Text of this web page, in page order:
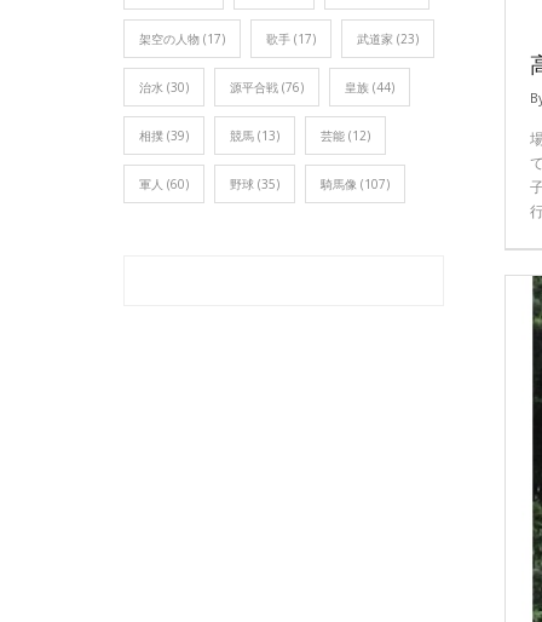
架空の人物 (17) 歌手 (17) 武道家 (23)
治水 (30) 源平合戦 (76) 皇族 (44)
相撲 (39) 競馬 (13) 芸能 (12)
軍人 (60) 野球 (35) 騎馬像 (107)